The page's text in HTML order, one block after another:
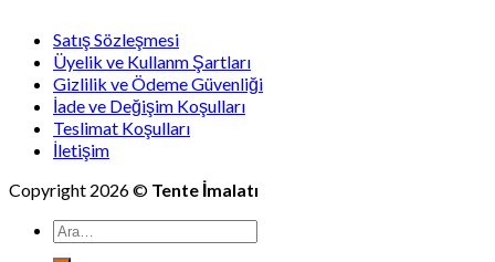
Satış Sözleşmesi
Üyelik ve Kullanm Şartları
Gizlilik ve Ödeme Güvenliği
İade ve Değişim Koşulları
Teslimat Koşulları
İletişim
Copyright 2026 © Tente İmalatı
Ara: